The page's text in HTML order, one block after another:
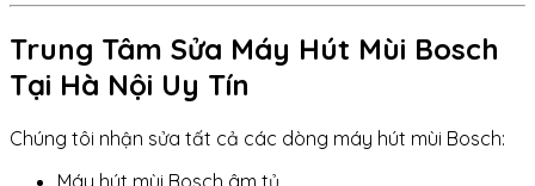
Trung Tâm Sửa Máy Hút Mùi Bosch
Tại Hà Nội Uy Tín
Chúng tôi nhận sửa tất cả các dòng máy hút mùi Bosch: